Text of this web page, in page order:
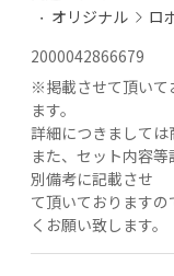
オリジナル
ロ
2000042866679
※掲載させて頂い
ます。
詳細につきましては
また、セット内容
別備考に記載させ
て頂いております
くお願い致します。